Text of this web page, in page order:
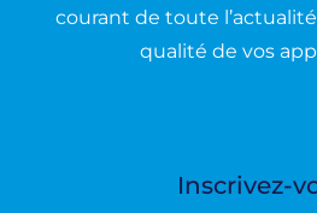
courant de toute
qualité de vos
Inscrivez-